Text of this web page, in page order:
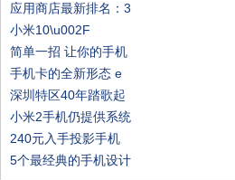
应用商店最新排名：3
小米10\u002F
简单一招 让你的手机
手机卡的全新形态 e
深圳特区40年踏歌起
小米2手机仍提供系统
240元入手投影手机
5个最经典的手机设计